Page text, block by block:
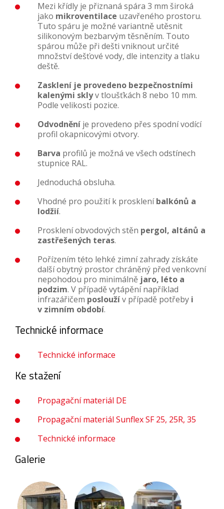
Mezi křídly je přiznaná spára 3 mm široká
jako mikroventilace uzavřeného prostoru.
Tuto spáru je možné variantně utěsnit
silikonovým bezbarvým těsněním. Touto
spárou může při dešti vniknout určité
množství dešťové vody, dle intenzity a tlaku
deště.
Zasklení je provedeno bezpečnostními
kalenými sklyv tloušťkách 8 nebo 10 mm.
Podle velikosti pozice.
Odvodnění je provedeno přes spodní vodící
profil okapnicovými otvory.
Barva profilů je možná ve všech odstínech
stupnice RAL.
Jednoduchá obsluha.
Vhodné pro použití k proskleníbalkónů a
lodžií.
Prosklení obvodových stěn pergol, altánů a
zastřešených teras.
Pořízením této lehké zimní zahrady získáte
další obytný prostor chráněný před venkovní
nepohodou pro minimálně jaro, léto a
podzim. V případě vytápění například
infrazářičem posloužív případě potřeby i
v zimním období.
Technické informace
Technické informace
Ke stažení
Propagační materiál DE
Propagační materiál Sunflex SF 25, 25R, 35
Technické informace
Galerie